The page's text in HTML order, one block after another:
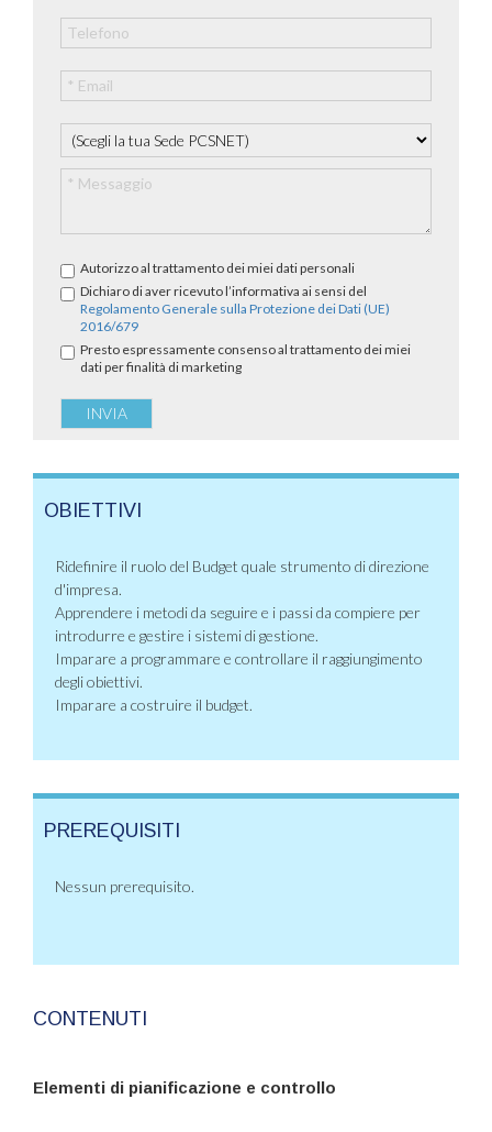
Autorizzo al trattamento dei miei dati personali
Dichiaro di aver ricevuto l’informativa ai sensi del
Regolamento Generale sulla Protezione dei Dati (UE)
2016/679
Presto espressamente consenso al trattamento dei miei
dati per finalità di marketing
OBIETTIVI
Ridefinire il ruolo del Budget quale strumento di direzione
d'impresa.
Apprendere i metodi da seguire e i passi da compiere per
introdurre e gestire i sistemi di gestione.
Imparare a programmare e controllare il raggiungimento
degli obiettivi.
Imparare a costruire il budget.
PREREQUISITI
Nessun prerequisito.
CONTENUTI
Elementi di pianificazione e controllo